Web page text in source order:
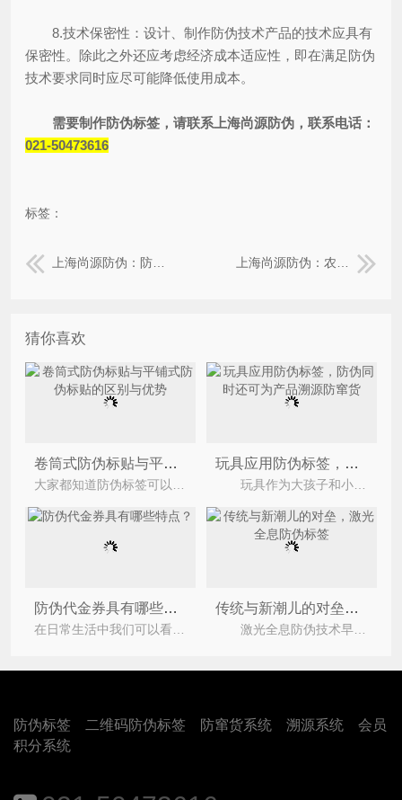
8.技术保密性：设计、制作防伪技术产品的技术应具有
保密性。除此之外还应考虑经济成本适应性，即在满足防伪
技术要求同时应尽可能降低使用成本。
需要制作防伪标签，请联系上海尚源防伪，联系电话：
021-50473616
标签：
上海尚源防伪：防伪标签制作印刷标准 上海尚源防伪：农产品二维码溯源系统的功能介绍
猜你喜欢
卷筒式防伪标贴与平铺式防伪标贴的区别与优势 玩具应用防伪标签，防伪同时还可为产品溯源防窜货
防伪代金券具有哪些特点？ 传统与新潮儿的对垒，激光全息防伪标签
防伪标签 二维码防伪标签 防窜货系统 溯源系统
会员
积分系统